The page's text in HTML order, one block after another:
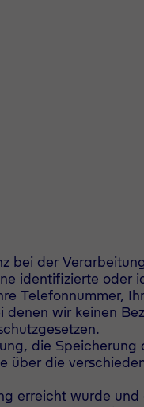
bei der
identifizierte oder
Telefonnummer,
wir keinen
die
über die
erreicht wurde